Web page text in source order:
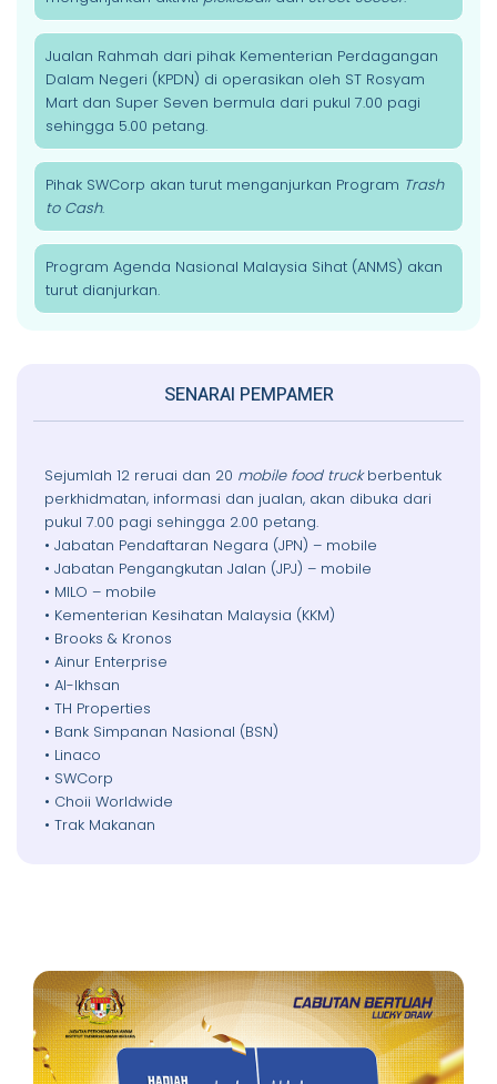
Jualan Rahmah dari pihak Kementerian Perdagangan
Dalam Negeri (KPDN) di operasikan oleh ST Rosyam
Mart dan Super Seven bermula dari pukul 7.00 pagi
sehingga 5.00 petang.
Pihak SWCorp akan turut menganjurkan Program Trash
to Cash.
Program Agenda Nasional Malaysia Sihat (ANMS) akan
turut dianjurkan.
SENARAI PEMPAMER
Sejumlah 12 reruai dan 20 mobile food truckberbentuk
perkhidmatan, informasi dan jualan, akan dibuka dari
pukul 7.00 pagi sehingga 2.00 petang.
• Jabatan Pendaftaran Negara (JPN) – mobile
• Jabatan Pengangkutan Jalan (JPJ) – mobile
• MILO – mobile
• Kementerian Kesihatan Malaysia (KKM)
• Brooks & Kronos
• Ainur Enterprise
• Al-Ikhsan
• TH Properties
• Bank Simpanan Nasional (BSN)
• Linaco
• SWCorp
• Choii Worldwide
• Trak Makanan